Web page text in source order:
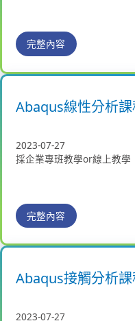
完整內容
Abaqus線性分析課
2023-07-27
採企業專班教學or線上教學
完整內容
Abaqus接觸分析
2023-07-27